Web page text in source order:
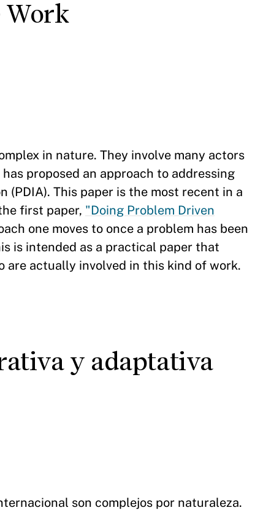
Work
in nature. They involve many actors
proposed an approach to addressing
This paper is the most recent in a
first paper, "Doing Problem Driven
one moves to once a problem has been
is intended as a practical paper that
are actually involved in this kind of work.
y adaptativa
son complejos por naturaleza.